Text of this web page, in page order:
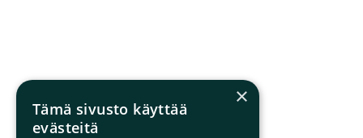
×
Tämä sivusto käyttää
evästeitä